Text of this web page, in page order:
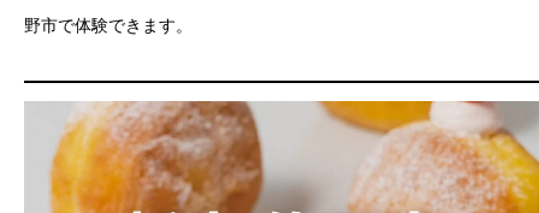
野市で体験できます。